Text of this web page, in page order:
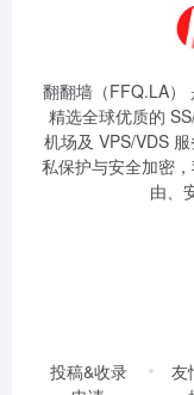
翻翻墙（FFQ.LA）
精选全球优质的
机场及 VPS/VDS
私保护与安全加密
由、
投稿&收录
友